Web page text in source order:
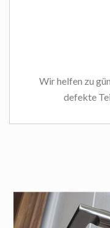
Wir helfen zu
defekte